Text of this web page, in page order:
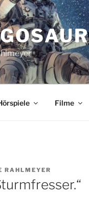
Filme
RAHLMEYER